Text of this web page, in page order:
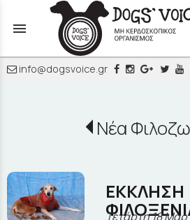
menu
info@dogsvoice.gr
Νέα
ΕΚΚΛΗΣΗ
Τετάρτη 18